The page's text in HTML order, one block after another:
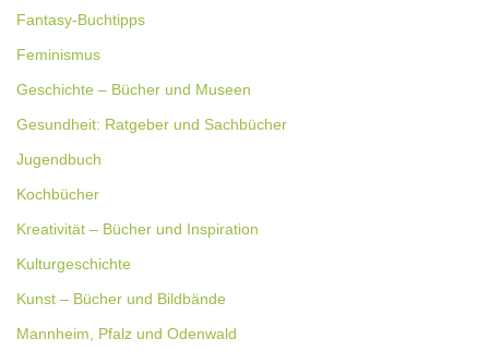
Fantasy-Buchtipps
Feminismus
Geschichte – Bücher und Museen
Gesundheit: Ratgeber und Sachbücher
Jugendbuch
Kochbücher
Kreativität – Bücher und Inspiration
Kulturgeschichte
Kunst – Bücher und Bildbände
Mannheim, Pfalz und Odenwald